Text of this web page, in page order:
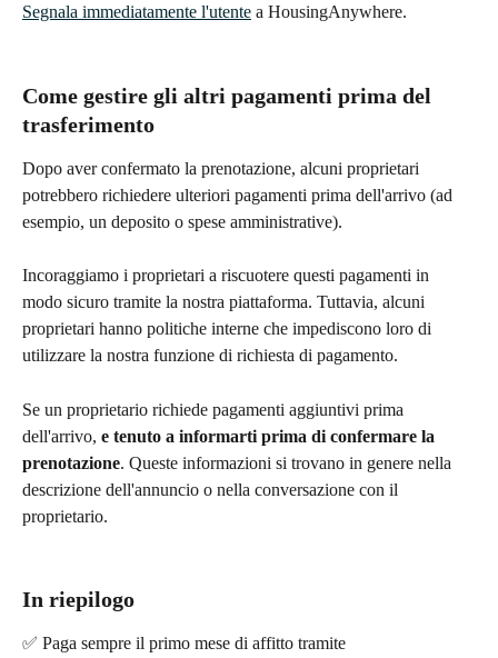
Segnala immediatamente l'utente a HousingAnywhere.
Come gestire gli altri pagamenti prima del
trasferimento
Dopo aver confermato la prenotazione, alcuni proprietari
potrebbero richiedere ulteriori pagamenti prima dell'arrivo (ad
esempio, un deposito o spese amministrative).
Incoraggiamo i proprietari a riscuotere questi pagamenti in
modo sicuro tramite la nostra piattaforma. Tuttavia, alcuni
proprietari hanno politiche interne che impediscono loro di
utilizzare la nostra funzione di richiesta di pagamento.
Se un proprietario richiede pagamenti aggiuntivi prima
dell'arrivo, e tenuto a informarti prima di confermare la
prenotazione. Queste informazioni si trovano in genere nella
descrizione dell'annuncio o nella conversazione con il
proprietario.
In riepilogo
✅ Paga sempre il primo mese di affitto tramite